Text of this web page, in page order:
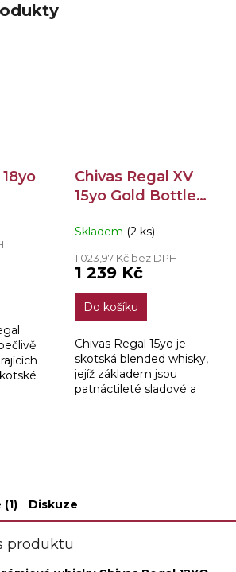
Chivas Regal XV
15yo Gold Bottle
Skladem (2 ks)
1 023,97 Kč bez DPH
1 239 Kč
Do košíku
Chivas Regal 15yo je
skotská blended whisky,
jejíž základem jsou
patnáctileté sladové a
Diskuze
produktu